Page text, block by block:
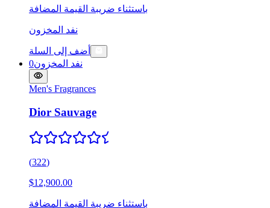
باستثناء ضريبة القيمة المضافة
نفد المخزون
أضف إلى السلة
نفد المخزون0
Men's Fragrances
Dior Sauvage
(322)
$12,900.00
باستثناء ضريبة القيمة المضافة